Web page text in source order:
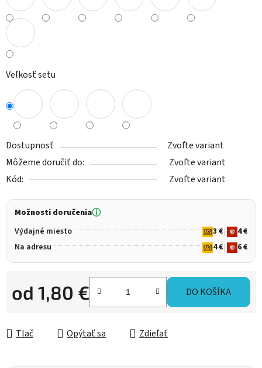
Veľkosť setu
Dostupnosť
Zvoľte variant
Môžeme doručiť do:
Zvoľte variant
Kód:
Zvoľte variant
Možnosti doručeniaⓘ
Výdajné miesto 3 €|
4 €
Na adresu
4 €| 6 €
od 1,80 € DO KOŠÍKA
Tlač Opýtať sa Zdieľať